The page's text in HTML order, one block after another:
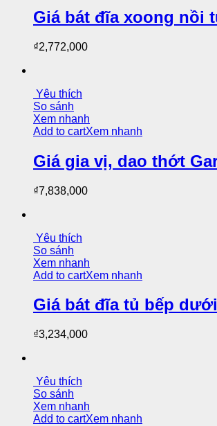
Giá bát đĩa xoong nồi
₫2,772,000
Yêu thích
So sánh
Xem nhanh
Add to cartXem nhanh
Giá gia vị, dao thớt
₫7,838,000
Yêu thích
So sánh
Xem nhanh
Add to cartXem nhanh
Giá bát đĩa tủ bếp dưới
₫3,234,000
Yêu thích
So sánh
Xem nhanh
Add to cartXem nhanh